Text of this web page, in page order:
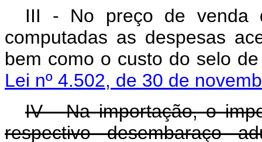
III - No preço de venda
computadas as despesas
bem como o custo do selo
Lei nº 4.502, de 30 de
IV - Na importação, o
respectivo desembaraço